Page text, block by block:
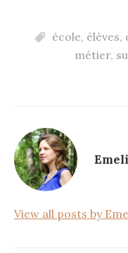
c
e
k
it
te
ta
g
école, élèves,
métier,
View all posts by